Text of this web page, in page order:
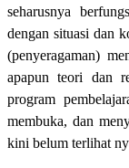
seharusnya
dengan situasi dan
(penyeragaman)
apapun teori dan
program
membuka, dan
kini belum terlihat